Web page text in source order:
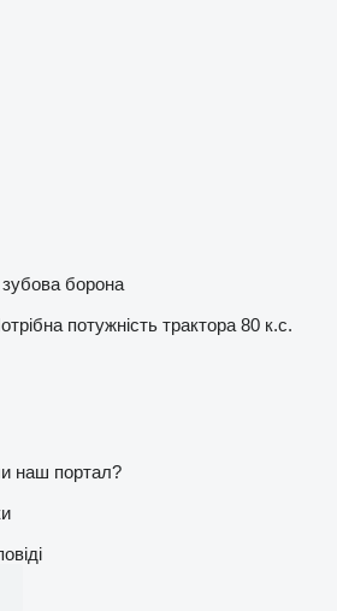
зубова борона
потужність трактора 80 к.с.
наш портал?